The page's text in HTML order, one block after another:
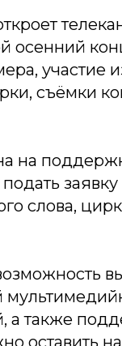
осенний
участие
съёмки
на
слова,
а также
оставить